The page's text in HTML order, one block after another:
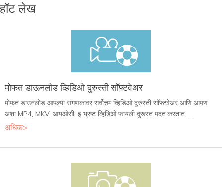
हॉट लेख
मोफत डाऊनलोड व्हिडिओ दुरुस्ती सॉफ्टवेअर
मोफत डाउनलोड आपल्या संगणकावर सर्वोत्तम व्हिडिओ दुरुस्ती सॉफ्टवेअर आणि आपण
अशा MP4, MKV, आयओसी, इ भ्रष्ट व्हिडिओ फायली दुरूस्त मदत करतात. ...
अधिक>